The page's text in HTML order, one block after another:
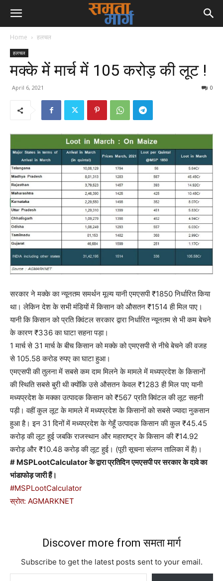
Home हलचल
हलचल
मक्के में मार्च में 105 करोड़ की लूट !
April 6, 2021 0
सरकार ने मक्के का न्यूनतम समर्थन मूल्य यानी एमएसपी ₹1850 निर्धारित किया
था। लेकिन देश के सभी मंडियों में किसान को औसतन ₹1514 ही मिल पाए।
यानी कि किसान को प्रति क्विंटल सरकार द्वारा निर्धारित न्यूनतम से भी कम बेचने
के कारण ₹336 का घाटा सहना पड़ा।
1 मार्च से 31 मार्च के बीच किसान को मक्के को एमएसपी से नीचे बेचने की वजह
से 105.58 करोड रुपए का घाटा हुआ।
एमएसपी की तुलना में सबसे कम दाम मिलने के मामले में मध्यप्रदेश के किसानों
की स्थिति सबसे बुरी थी क्योंकि उसे औसतन केवल ₹1283 ही मिल पाए यानी
मध्यप्रदेश के मक्का उत्पादक किसान को ₹567 प्रति क्विंटल की लूट सहनी
पड़ी। वहीं कुल लूट के मामले में मध्यप्रदेश के किसानों को सबसे ज्यादा नुकसान
हुआ है। इन 31 दिनों में मध्यप्रदेश के गेहूँ उत्पादक किसान की कुल ₹45.45
करोड़ की लूट हुई जबकि राजस्थान और महाराष्ट्र के किसान की ₹14.92
करोड़ और ₹10.48 करोड़ की लूट हुई। (पूरी सूचना संलग्न तालिका में है)।
# MSPLootCalculator के द्वारा प्रतिदिन एमएसपी पर सरकार के दावे का
भांडाफोड़ जारी हैं।
#MSPLootCalculator
स्रोत: AGMARKNET
Discover more from समता मार्ग
Subscribe to get the latest posts sent to your email.
Type your email…